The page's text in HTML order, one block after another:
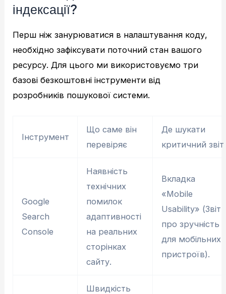
індексації?
Перш ніж занурюватися в налаштування коду,
необхідно зафіксувати поточний стан вашого
ресурсу. Для цього ми використовуємо три
базові безкоштовні інструменти від
розробників пошукової системи.
Інструмент
Що саме він
перевіряє
Де шукати
критичний звіт
Google
Search
Console
Наявність
технічних
помилок
адаптивності
на реальних
сторінках
сайту.
Вкладка
«Mоbile
Usability» (Звіт
про зручність
для мобільних
пристроїв).
Швидкість